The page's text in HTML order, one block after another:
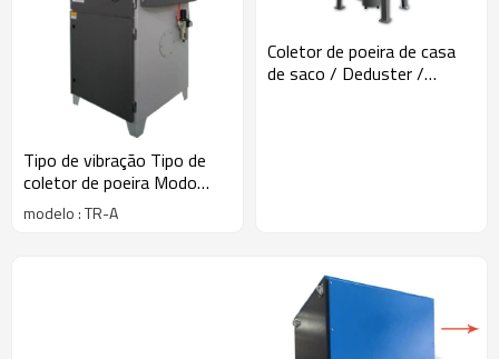
Tipo de vibração Tipo de
coletor de poeira Modo
vibração de coletor
modelo : TR-A
Coletor de poeira de casa
de saco / Deduster /